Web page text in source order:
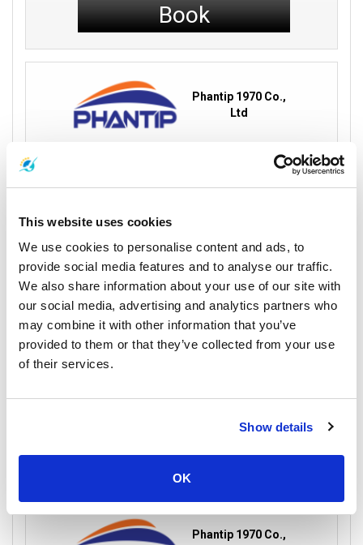
This website uses cookies
We use cookies to personalise content and ads, to
provide social media features and to analyse our traffic.
We also share information about your use of our site with
our social media, advertising and analytics partners who
may combine it with other information that you’ve
provided to them or that they’ve collected from your use
of their services.
Show details
OK
Book
Phantip 1970 Co.,
Ltd
محطة حافلات خاو
8 ساعات
Phangan
تفاصيل الرحلة
Shared Minivan فيري
Book
Phantip 1970 Co.,